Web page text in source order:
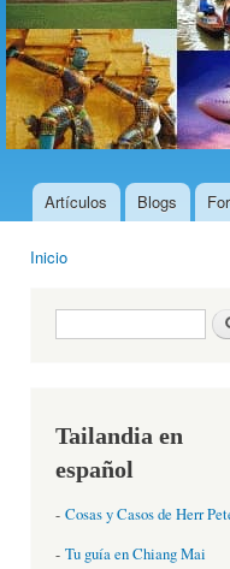
Menú principal
Artículos Blogs
Inicio
Formulario de búsqueda
Tailandia en
español
- Cosas y Casos de Herr
- Tu guía en Chiang Mai